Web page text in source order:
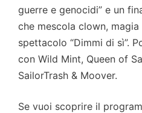
guerre e genocidi” e un
che mescola clown,
spettacolo “Dimmi di sì”.
con Wild Mint, Queen of
SailorTrash & Moover.
Se vuoi scoprire il